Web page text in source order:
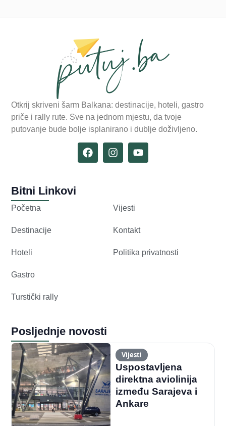
Otkrij skriveni šarm Balkana: destinacije, hoteli, gastro
priče i rally rute. Sve na jednom mjestu, da tvoje
putovanje bude bolje isplanirano i dublje doživljeno.
Bitni Linkovi
Početna
Destinacije
Hoteli
Gastro
Turstički rally
Vijesti
Kontakt
Politika privatnosti
Posljednje novosti
Vijesti
Uspostavljena
direktna aviolinija
između Sarajeva i
Ankare